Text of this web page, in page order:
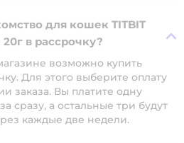
для кошек TITBIT
в рассрочку?
возможно купить
Для этого выберите оплату
заказа. Вы платите одну
сразу, а остальные три будут
каждые две недели.